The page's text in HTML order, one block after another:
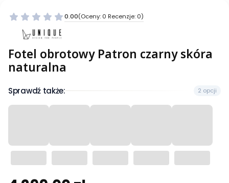
0.00(Oceny: 0 Recenzje: 0)
Fotel obrotowy Patron czarny skóra
naturalna
Sprawdź także: 2 opcji